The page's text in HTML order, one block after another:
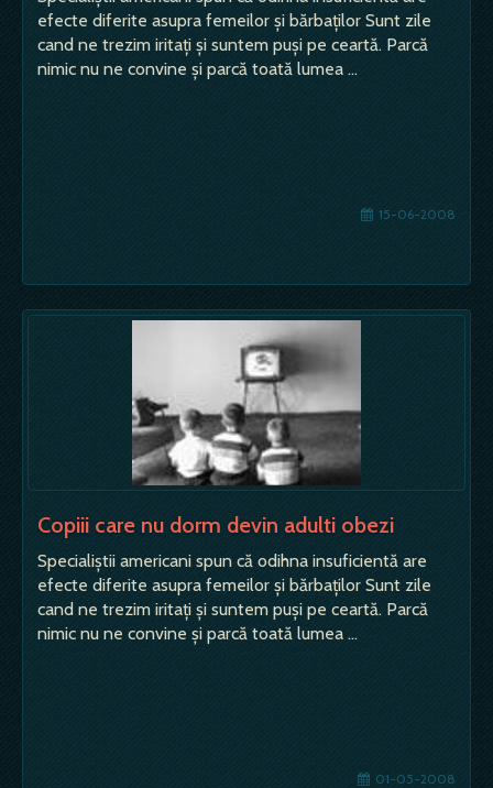
efecte diferite asupra femeilor şi bărbaţilor Sunt zile
cand ne trezim iritaţi şi suntem puşi pe ceartă. Parcă
nimic nu ne convine şi parcă toată lumea …
15-06-2008
Copiii care nu dorm devin adulti obezi
Specialiştii americani spun că odihna insuficientă are
efecte diferite asupra femeilor şi bărbaţilor Sunt zile
cand ne trezim iritaţi şi suntem puşi pe ceartă. Parcă
nimic nu ne convine şi parcă toată lumea …
01-05-2008